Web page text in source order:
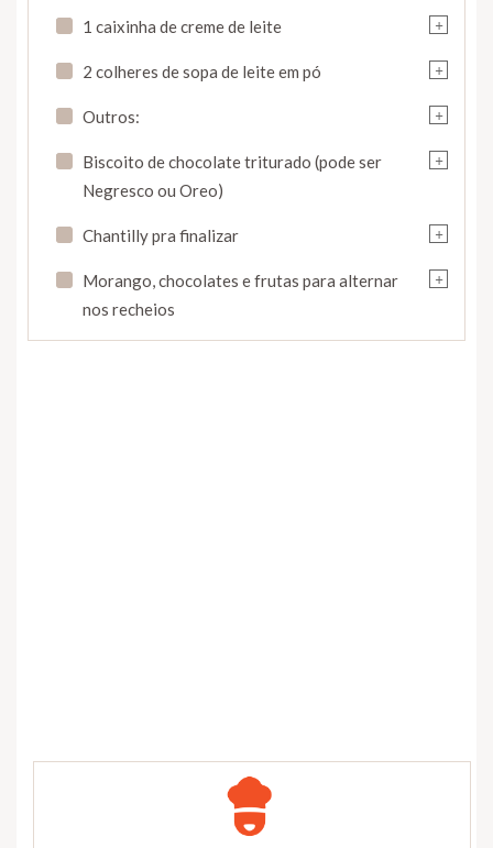
+
1 caixinha de creme de leite
+
2 colheres de sopa de leite em pó
+
Outros:
+
Biscoito de chocolate triturado (pode ser
Negresco ou Oreo)
+
Chantilly pra finalizar
+
Morango, chocolates e frutas para alternar
nos recheios